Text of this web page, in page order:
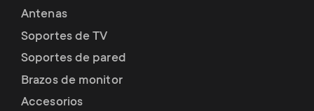
Antenas
Soportes de TV
Soportes de pared
Brazos de monitor
Accesorios